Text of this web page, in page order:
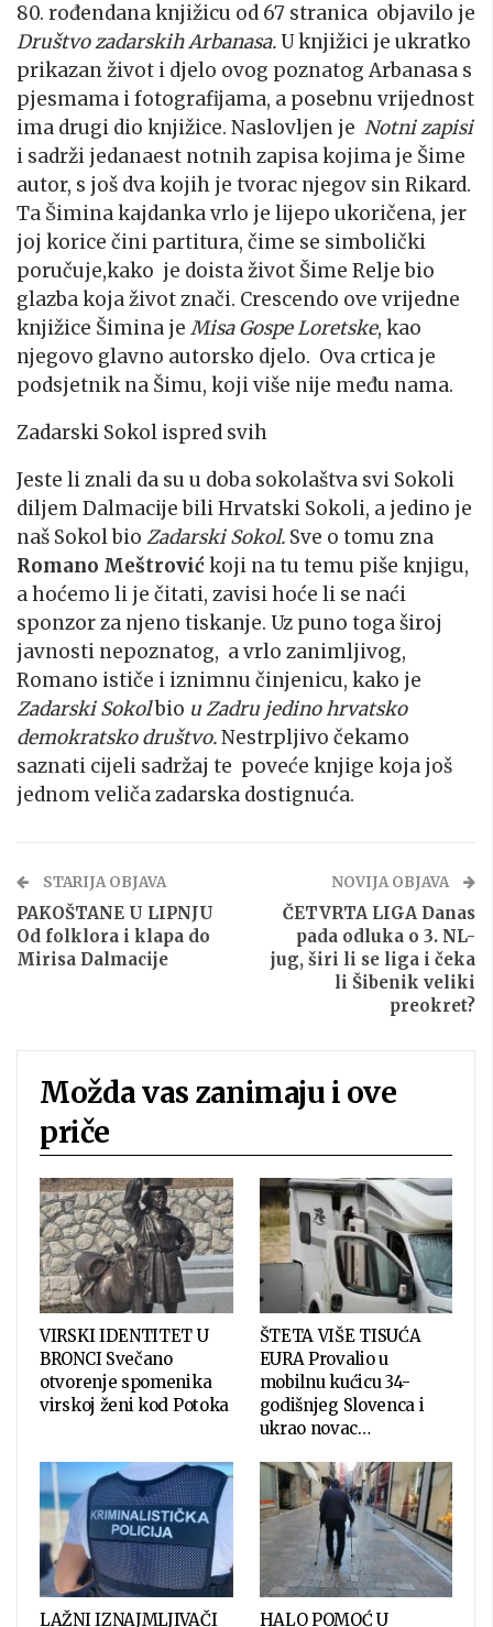
80. rođendana knjižicu od 67 stranica objavilo je
Društvo zadarskih Arbanasa.U knjižici je ukratko
prikazan život i djelo ovog poznatog Arbanasa s
pjesmama i fotografijama, a posebnu vrijednost
ima drugi dio knjižice. Naslovljen je Notni zapisi
i sadrži jedanaest notnih zapisa kojima je Šime
autor, s još dva kojih je tvorac njegov sin Rikard.
Ta Šimina kajdanka vrlo je lijepo ukoričena, jer
joj korice čini partitura, čime se simbolički
poručuje,kako je doista život Šime Relje bio
glazba koja život znači. Crescendo ove vrijedne
knjižice Šimina je Misa Gospe Loretske, kao
njegovo glavno autorsko djelo. Ova crtica je
podsjetnik na Šimu, koji više nije među nama.
Zadarski Sokol ispred svih
Jeste li znali da su u doba sokolaštva svi Sokoli
diljem Dalmacije bili Hrvatski Sokoli, a jedino je
naš Sokol bio Zadarski Sokol. Sve o tomu zna
Romano Meštrovićkoji na tu temu piše knjigu,
a hoćemo li je čitati, zavisi hoće li se naći
sponzor za njeno tiskanje. Uz puno toga široj
javnosti nepoznatog, a vrlo zanimljivog,
Romano ističe i iznimnu činjenicu, kako je
Zadarski Sokolbio u Zadru jedino hrvatsko
demokratsko društvo.Nestrpljivo čekamo
saznati cijeli sadržaj te poveće knjige koja još
jednom veliča zadarska dostignuća.
STARIJA OBJAVA
PAKOŠTANE U LIPNJU
Od folklora i klapa do
Mirisa Dalmacije
NOVIJA OBJAVA
ČETVRTA LIGA Danas
pada odluka o 3. NL-
jug, širi li se liga i čeka
li Šibenik veliki
preokret?
Možda vas zanimaju i ove
priče
VIRSKI IDENTITET U
BRONCI Svečano
otvorenje spomenika
virskoj ženi kod Potoka
ŠTETA VIŠE TISUĆA
EURA Provalio u
mobilnu kućicu 34-
godišnjeg Slovenca i
ukrao novac…
LAŽNI IZNAJMLJIVAČI HALO POMOĆ U